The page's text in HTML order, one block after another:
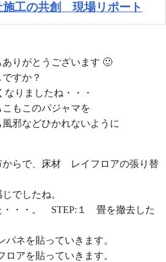
施工の共創 現場リポート
りがとうございます 🙂
すか？
りましたね・・・
もこのパジャマを
邪などひかれないように
からで、床材 レイフロアの張り替
でしたね。
・・・。 STEP:１ 畳を撤去した
ネを貼っていきます。
アを貼っていきます。